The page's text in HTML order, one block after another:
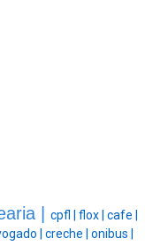
| cpfl | flox | cafe |
| creche | onibus |